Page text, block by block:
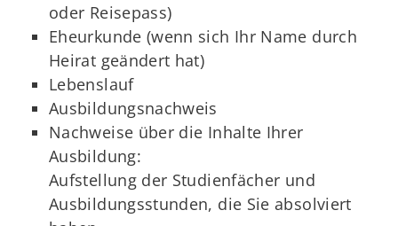
oder Reisepass)
Eheurkunde (wenn sich Ihr Name durch
Heirat geändert hat)
Lebenslauf
Ausbildungsnachweis
Nachweise über die Inhalte Ihrer
Ausbildung:
Aufstellung der Studienfächer und
Ausbildungsstunden, die Sie absolviert